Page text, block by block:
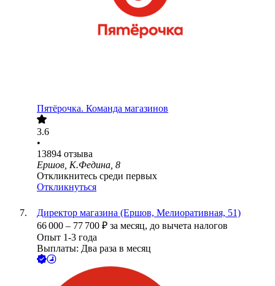
Пятёрочка. Команда магазинов
3.6
•
13894 отзыва
Ершов, К.Федина, 8
Откликнитесь среди первых
Откликнуться
Директор магазина (Ершов, Мелиоративная, 51)
66 000 – 77 700 ₽ за месяц, до вычета налогов
Опыт 1-3 года
Выплаты: Два раза в месяц